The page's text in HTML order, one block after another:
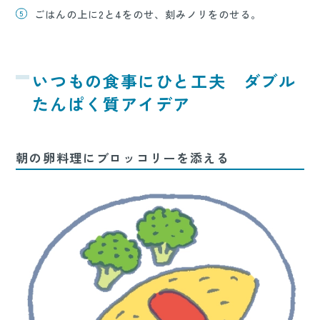
ごはんの上に2と4をのせ、刻みノリをのせる。
いつもの食事にひと工夫 ダブル
たんぱく質アイデア
朝の卵料理にブロッコリーを添える